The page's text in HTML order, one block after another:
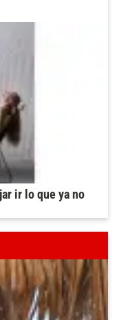
ir lo que ya no